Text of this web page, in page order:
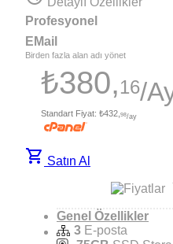
Profesyonel
EMail
Birden fazla alan adı yönet
₺380,16/
Standart Fiyat: ₺432, 98/ay
shopping_cart Satın Al
Genel Özellikler
3 E-posta